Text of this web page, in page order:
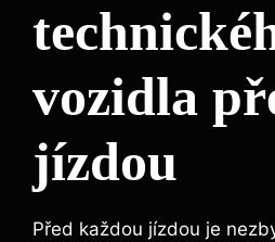
vozidla
jízdou
Před každou jízdou je